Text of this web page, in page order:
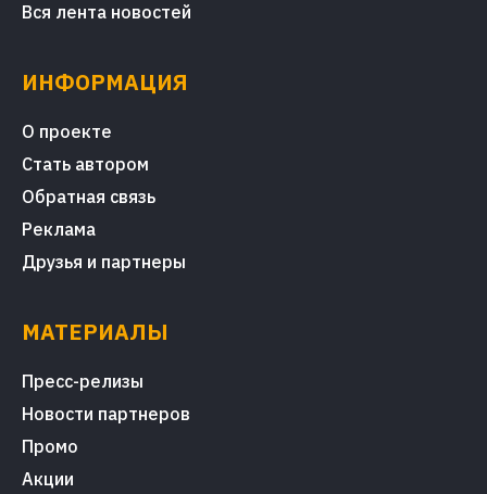
Вся лента новостей
ИНФОРМАЦИЯ
О проекте
Стать автором
Обратная связь
Реклама
Друзья и партнеры
МАТЕРИАЛЫ
Пресс-релизы
Новости партнеров
Промо
Акции